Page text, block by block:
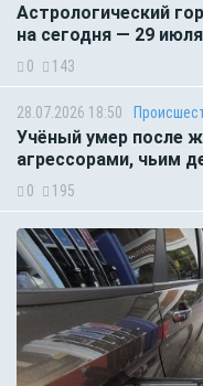
Астрологический
на сегодня — 29 июля
0 143
28.07.2026 18:50
Учёный умер после
агрессорами, чьим
0 195